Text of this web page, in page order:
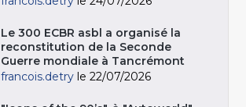
Le 300 ECBR asbl a organisé la
reconstitution de la Seconde
Guerre mondiale à Tancrémont
francois.detry le 22/07/2026